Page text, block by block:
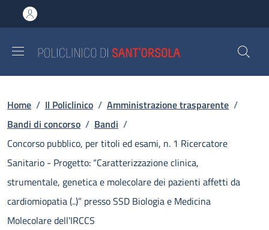
al contenuto principale
to footer content
Briciole di pane
Home / Il Policlinico / Amministrazione trasparente /
Bandi di concorso / Bandi /
Concorso pubblico, per titoli ed esami, n. 1 Ricercatore
Sanitario - Progetto: “Caratterizzazione clinica,
strumentale, genetica e molecolare dei pazienti affetti da
cardiomiopatia (..)” presso SSD Biologia e Medicina
Molecolare dell’IRCCS